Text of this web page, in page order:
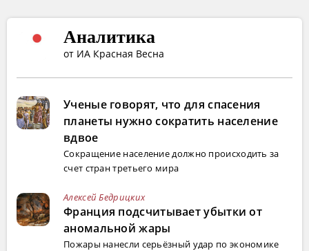
Аналитика
от ИА Красная Весна
Ученые говорят, что для спасения
планеты нужно сократить население
вдвое
Сокращение население должно происходить за
счет стран третьего мира
Алексей Бедрицких
Франция подсчитывает убытки от
аномальной жары
Пожары нанесли серьёзный удар по экономике